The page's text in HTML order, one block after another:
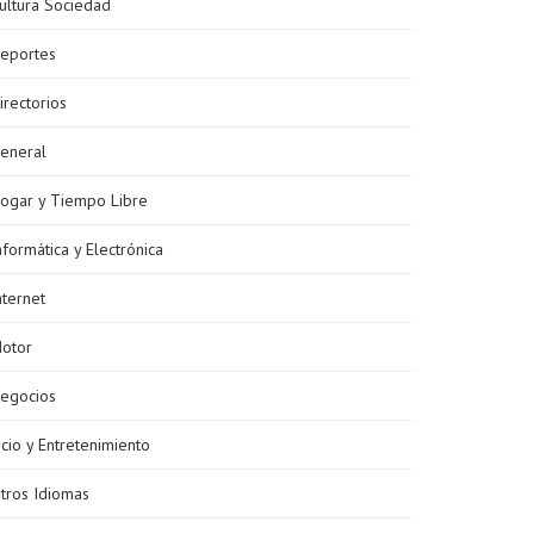
Sociedad
y Tiempo Libre
y Electrónica
y Entretenimiento
Idiomas